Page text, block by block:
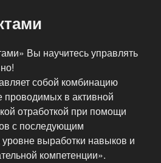
Вы научитесь управлять
собой комбинацию
проводимых в активной
отработкой при помощи
с последующим
выработки навыков и
компетенции».